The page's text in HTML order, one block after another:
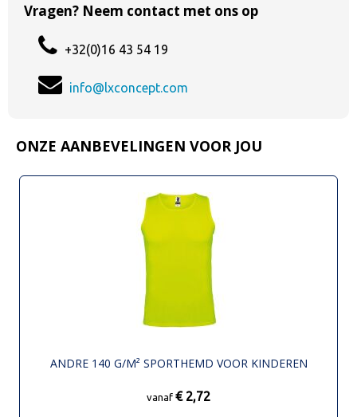
Vragen? Neem contact met ons op
+32(0)16 43 54 19
info@lxconcept.com
ONZE AANBEVELINGEN VOOR JOU
ANDRE 140 G/M² SPORTHEMD VOOR KINDEREN
vanaf € 2,72